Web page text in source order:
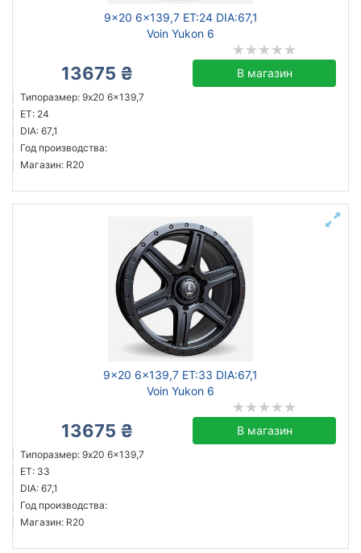
9x20 6x139,7 ET:24 DIA:67,1
Voin Yukon 6
13675 ₴ В магазин
Типоразмер: 9x20 6x139,7
ET: 24
DIA: 67,1
Год производства:
Магазин: R20
9x20 6x139,7 ET:33 DIA:67,1
Voin Yukon 6
13675 ₴ В магазин
Типоразмер: 9x20 6x139,7
ET: 33
DIA: 67,1
Год производства:
Магазин: R20